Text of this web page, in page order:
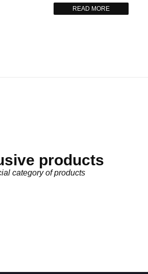
READ MORE
products
category of products